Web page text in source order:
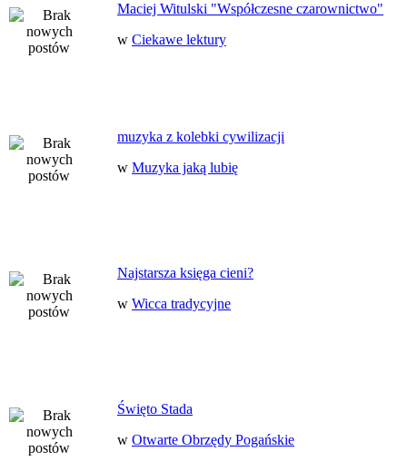
Maciej Witulski "Współczesne czarownictwo"
w Ciekawe lektury
muzyka z kolebki cywilizacji
w Muzyka jaką lubię
Najstarsza księga cieni?
w Wicca tradycyjne
Święto Stada
w Otwarte Obrzędy Pogańskie